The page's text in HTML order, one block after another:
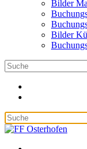
Bilder
Bilder